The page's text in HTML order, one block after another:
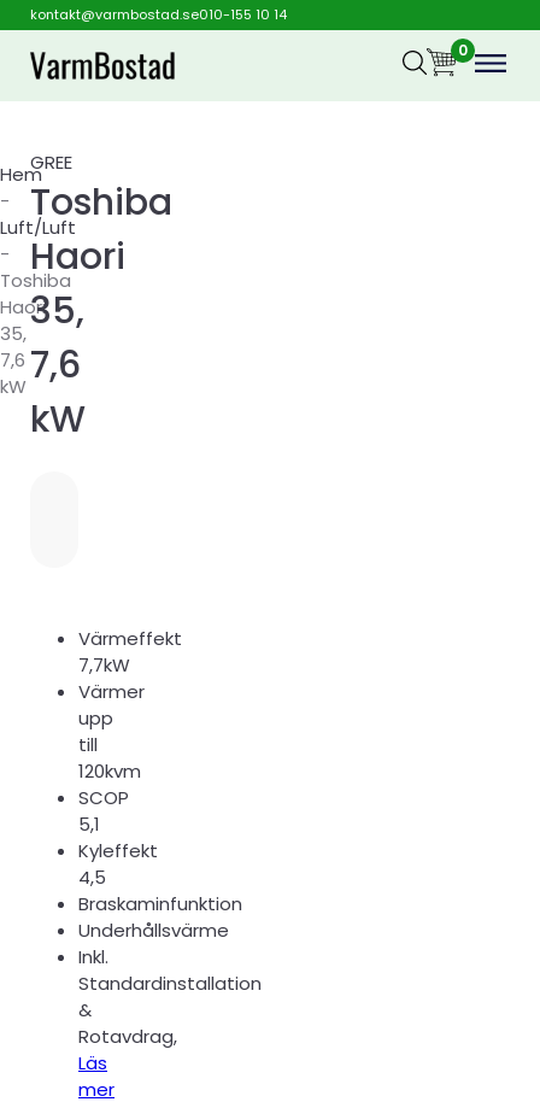
kontakt@varmbostad.se010-155 10 14
0
Hem
-
Luft/Luft
-
Toshiba
Haori
35,
7,6
kW
GREE
Toshiba
Haori
35,
7,6
kW
Värmeffekt
7,7kW
Värmer
upp
till
120kvm
SCOP
5,1
Kyleffekt
4,5
Braskaminfunktion
Underhållsvärme
Inkl.
Standardinstallation
&
Rotavdrag,
Läs
mer